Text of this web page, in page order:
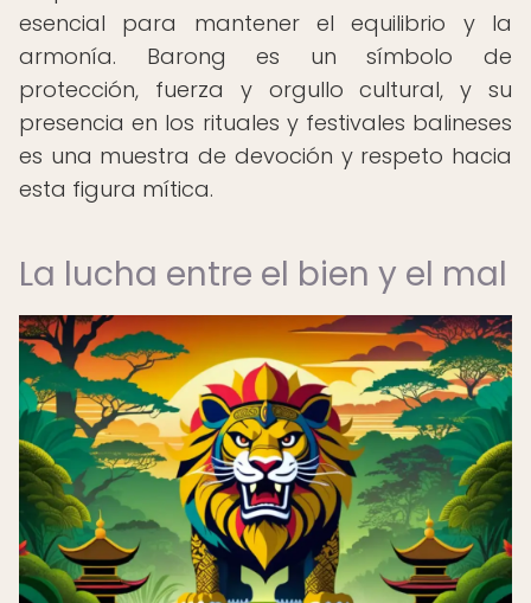
esencial para mantener el equilibrio y la
armonía. Barong es un símbolo de
protección, fuerza y orgullo cultural, y su
presencia en los rituales y festivales balineses
es una muestra de devoción y respeto hacia
esta figura mítica.
La lucha entre el bien y el mal